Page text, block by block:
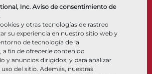
Inc. Aviso de consentimiento de
y otras tecnologías de rastreo
su experiencia en nuestro sitio web y
de tecnología de la
a fin de ofrecerle contenido
y anuncios dirigidos, y para analizar
del sitio. Además, nuestras
Recursos
Documentos